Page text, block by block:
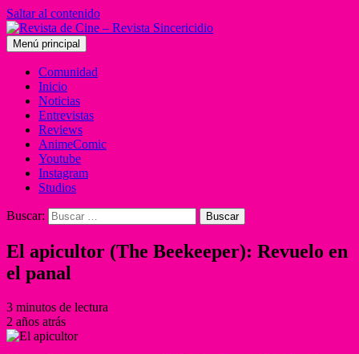
Saltar al contenido
Menú principal
Comunidad
Inicio
Noticias
Entrevistas
Reviews
AnimeComic
Youtube
Instagram
Studios
Buscar:
El apicultor (The Beekeeper): Revuelo en
el panal
3 minutos de lectura
2 años atrás